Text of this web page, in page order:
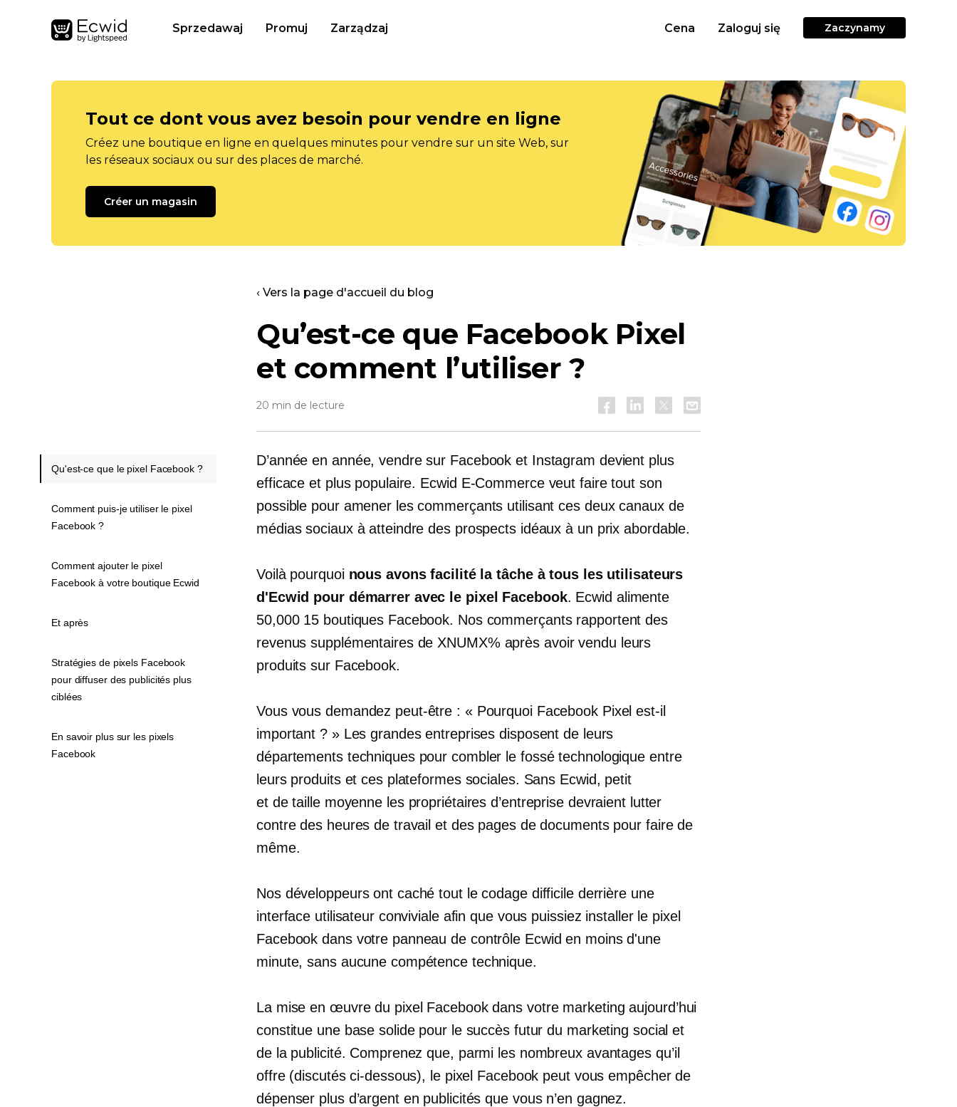
Sprzedawaj Promuj Zarządzaj Cena Zaloguj się Zaczynamy
Tout ce dont vous avez besoin pour vendre en ligne
Créez une boutique en ligne en quelques minutes pour vendre sur un site Web, sur
les réseaux sociaux ou sur des places de marché.
Créer un magasin
‹ Vers la page d'accueil du blog
Qu’est-ce que Facebook Pixel
et comment l’utiliser ?
20 min de lecture
D’année en année, vendre sur Facebook et Instagram devient plus
efficace et plus populaire. Ecwid E-Commerceveut faire tout son
possible pour amener les commerçants utilisant ces deux canaux de
médias sociaux à atteindre des prospects idéaux à un prix abordable.
Voilà pourquoi nous avons facilité la tâche à tous les utilisateurs
d'Ecwid pour démarrer avec le pixel Facebook. Ecwid alimente
50,000 15 boutiques Facebook. Nos commerçants rapportent des
revenus supplémentaires de XNUMX% après avoir vendu leurs
produits sur Facebook.
Vous vous demandez peut-être : « Pourquoi Facebook Pixel est-il
important ? » Les grandes entreprises disposent de leurs
départements techniques pour combler le fossé technologique entre
leurs produits et ces plateformes sociales. Sans Ecwid, petit
et de taille moyenne les propriétaires d’entreprise devraient lutter
contre des heures de travail et des pages de documents pour faire de
même.
Nos développeurs ont caché tout le codage difficile derrière une
interface utilisateur conviviale afin que vous puissiez installer le pixel
Facebook dans votre panneau de contrôle Ecwid en moins d'une
minute, sans aucune compétence technique.
La mise en œuvre du pixel Facebook dans votre marketing aujourd’hui
constitue une base solide pour le succès futur du marketing social et
de la publicité. Comprenez que, parmi les nombreux avantages qu’il
offre (discutés ci-dessous), le pixel Facebook peut vous empêcher de
dépenser plus d’argent en publicités que vous n’en gagnez.
Qu'est-ce que le pixel Facebook ?
Comment puis-je utiliser le pixel
Facebook ?
Comment ajouter le pixel
Facebook à votre boutique Ecwid
Et après
Stratégies de pixels Facebook
pour diffuser des publicités plus
ciblées
En savoir plus sur les pixels
Facebook